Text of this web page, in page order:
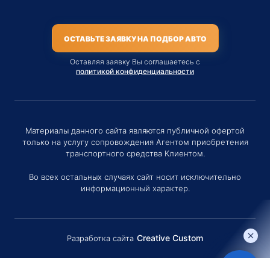
ОСТАВЬТЕ ЗАЯВКУ НА ПОДБОР АВТО
Оставляя заявку Вы соглашаетесь с
политикой конфиденциальности
Материалы данного сайта являются публичной офертой
только на услугу сопровождения Агентом приобретения
транспортного средства Клиентом.
Во всех остальных случаях сайт носит исключительно
информационный характер.
Разработка сайта Creative Custom